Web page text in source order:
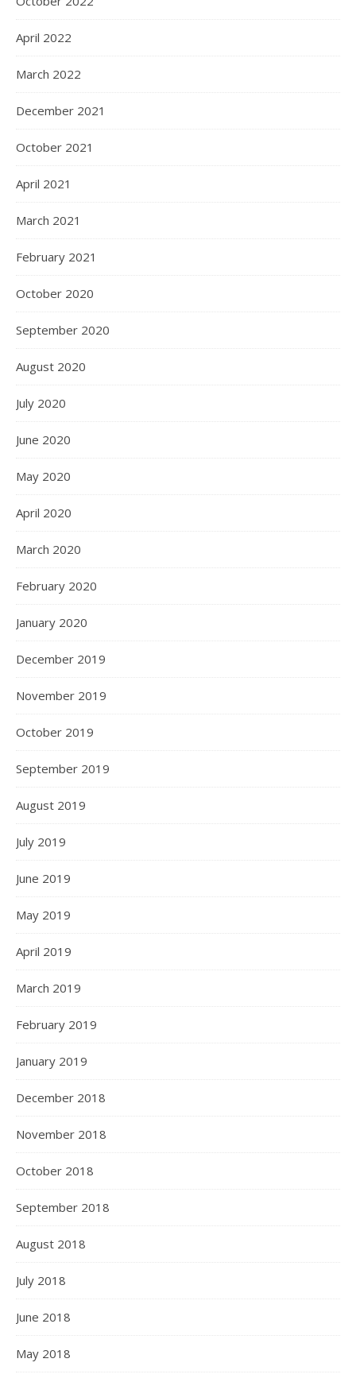
April 2022
March 2022
December 2021
October 2021
April 2021
March 2021
February 2021
October 2020
September 2020
August 2020
July 2020
June 2020
May 2020
April 2020
March 2020
February 2020
January 2020
December 2019
November 2019
October 2019
September 2019
August 2019
July 2019
June 2019
May 2019
April 2019
March 2019
February 2019
January 2019
December 2018
November 2018
October 2018
September 2018
August 2018
July 2018
June 2018
May 2018